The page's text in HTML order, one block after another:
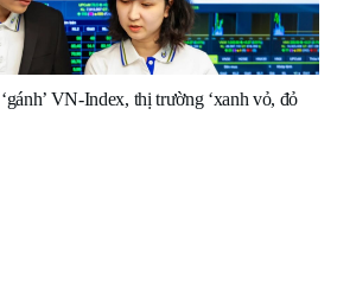
VN-Index, thị trường ‘xanh vỏ, đỏ